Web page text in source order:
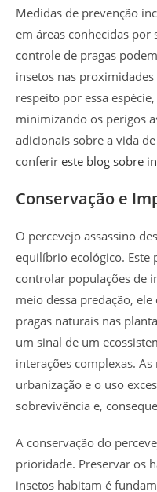
Medidas de prevenção
em áreas conhecidas por
controle de pragas
insetos nas
respeito por essa
minimizando os perigos
adicionais sobre a vida
conferir este blog sobre
Conservação e
O percevejo assassino
equilíbrio ecológico. Este
controlar populações de
meio dessa predação,
pragas naturais nas
um sinal de um
interações complexas.
urbanização e o uso
sobrevivência e,
A conservação do
prioridade. Preservar os
insetos habitam é